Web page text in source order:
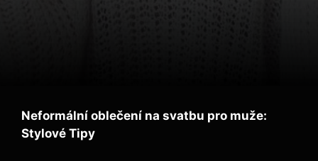
Neformální oblečení ⁣na svatbu pro muže:
Stylové Tipy